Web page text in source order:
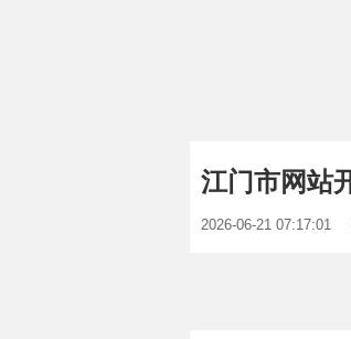
江门市网站
2026-06-21 07:17:01